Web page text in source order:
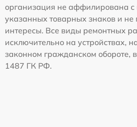
организация не аффилирована с
указанных товарных знаков и не
интересы. Все виды ремонтных
исключительно на устройствах,
законном гражданском обороте, в
1487 ГК РФ.